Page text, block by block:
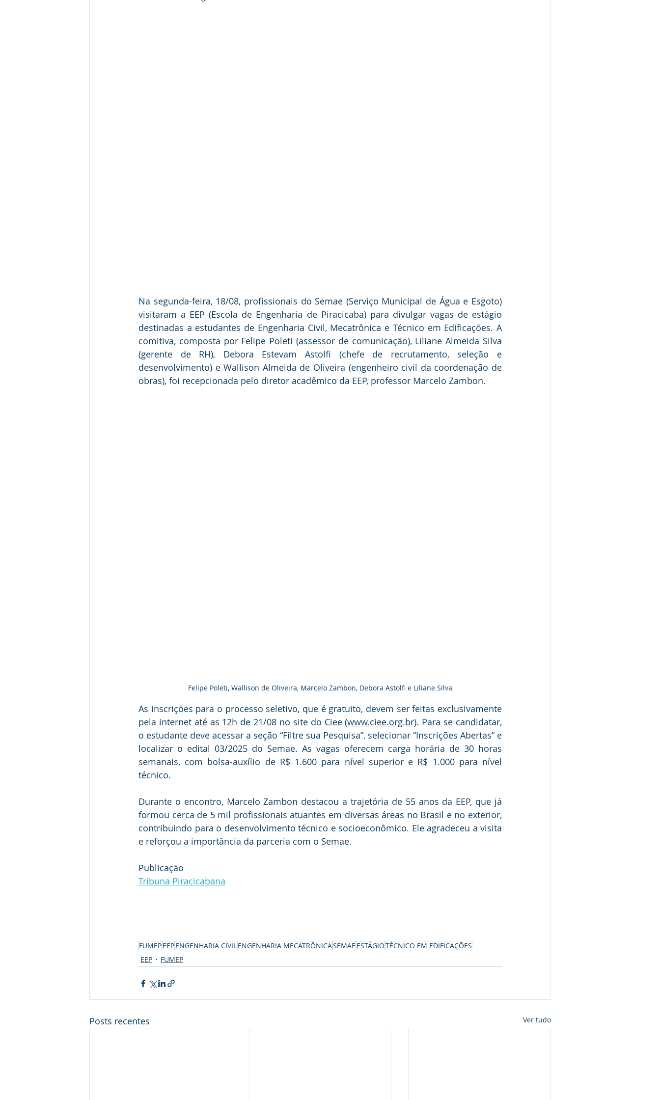
Na segunda-feira, 18/08, profissionais do Semae (Serviço Municipal de Água e Esgoto)
visitaram a EEP (Escola de Engenharia de Piracicaba) para divulgar vagas de estágio
destinadas a estudantes de Engenharia Civil, Mecatrônica e Técnico em Edificações. A
comitiva, composta por Felipe Poleti (assessor de comunicação), Liliane Almeida Silva
(gerente de RH), Debora Estevam Astolfi (chefe de recrutamento, seleção e
desenvolvimento) e Wallison Almeida de Oliveira (engenheiro civil da coordenação de
obras), foi recepcionada pelo diretor acadêmico da EEP, professor Marcelo Zambon.
Felipe Poleti, Wallison de Oliveira, Marcelo Zambon, Debora Astolfi e Liliane Silva
As inscrições para o processo seletivo, que é gratuito, devem ser feitas exclusivamente
pela internet até as 12h de 21/08 no site do Ciee (www.ciee.org.br). Para se candidatar,
o estudante deve acessar a seção “Filtre sua Pesquisa”, selecionar “Inscrições Abertas” e
localizar o edital 03/2025 do Semae. As vagas oferecem carga horária de 30 horas
semanais, com bolsa-auxílio de R$ 1.600 para nível superior e R$ 1.000 para nível
técnico.
Durante o encontro, Marcelo Zambon destacou a trajetória de 55 anos da EEP, que já
formou cerca de 5 mil profissionais atuantes em diversas áreas no Brasil e no exterior,
contribuindo para o desenvolvimento técnico e socioeconômico. Ele agradeceu a visita
e reforçou a importância da parceria com o Semae.
Publicação
Tribuna Piracicabana
FUMEPEEPENGENHARIA CIVILENGENHARIA MECATRÔNICASEMAE ESTÁGIOTÉCNICO EM EDIFICAÇÕES
EEP
FUMEP
Posts recentes Ver tudo